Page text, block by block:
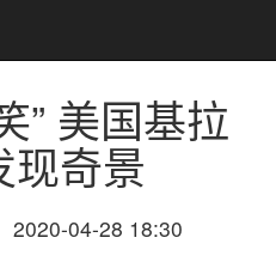
” 美国基拉
现奇景
2020-04-28 18:30